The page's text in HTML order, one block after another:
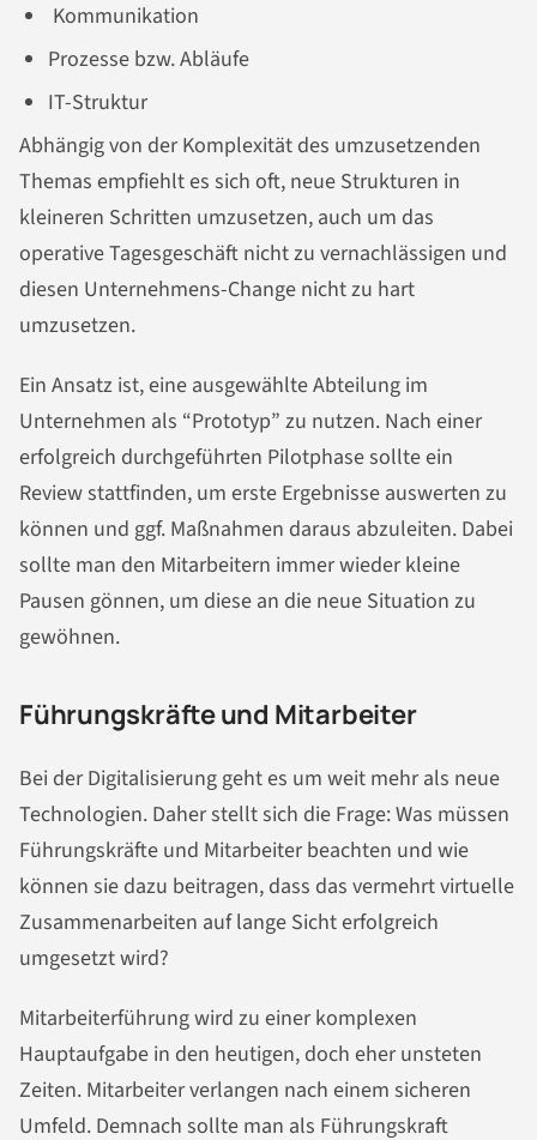
Kommunikation
Prozesse bzw. Abläufe
IT-Struktur
Abhängig von der Komplexität des umzusetzenden
Themas empfiehlt es sich oft, neue Strukturen in
kleineren Schritten umzusetzen, auch um das
operative Tagesgeschäft nicht zu vernachlässigen und
diesen Unternehmens-Change nicht zu hart
umzusetzen.
Ein Ansatz ist, eine ausgewählte Abteilung im
Unternehmen als “Prototyp” zu nutzen. Nach einer
erfolgreich durchgeführten Pilotphase sollte ein
Review stattfinden, um erste Ergebnisse auswerten zu
können und ggf. Maßnahmen daraus abzuleiten. Dabei
sollte man den Mitarbeitern immer wieder kleine
Pausen gönnen, um diese an die neue Situation zu
gewöhnen.
Führungskräfte und Mitarbeiter
Bei der Digitalisierung geht es um weit mehr als neue
Technologien. Daher stellt sich die Frage: Was müssen
Führungskräfte und Mitarbeiter beachten und wie
können sie dazu beitragen, dass das vermehrt virtuelle
Zusammenarbeiten auf lange Sicht erfolgreich
umgesetzt wird?
Mitarbeiterführung wird zu einer komplexen
Hauptaufgabe in den heutigen, doch eher unsteten
Zeiten. Mitarbeiter verlangen nach einem sicheren
Umfeld. Demnach sollte man als Führungskraft